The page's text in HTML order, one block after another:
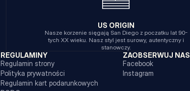
US ORIGIN
Nasze korzenie sięgają San Diego z poczatku lat 90-
tych XX wieku. Nasz styl jest surowy, autentyczny i
stanowczy.
REGULAMINY
Regulamin strony
Polityka prywatności
Regulamin kart podarunkowych
ZAOBSERWUJ NAS
Facebook
Instagram